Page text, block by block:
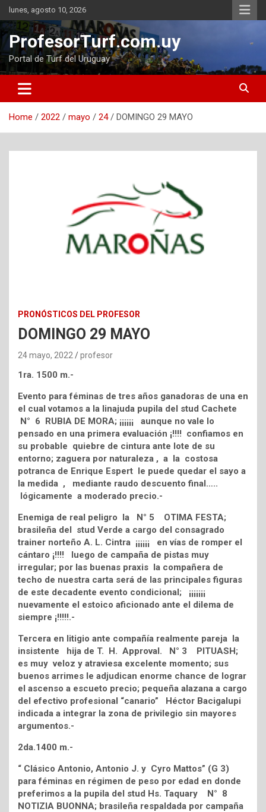
Skip
to
content
lunes, agosto 10, 2026
ProfesorTurf.com.uy
Portal de Turf del Uruguay
Home 2022 mayo 24 DOMINGO 29 MAYO
PRONÓSTICOS DEL PROFESOR
DOMINGO 29 MAYO
24 mayo, 2022 profesor
1ra. 1500 m.-
Evento para féminas de tres años ganadoras de una en
el cual votamos a la linajuda pupila del stud Cachete
N° 6 RUBIA DE MORA; ¡¡¡¡¡¡ aunque no vale lo
pensado en una primera evaluación ¡!!!! confiamos en
su probable quiebre de cintura ante lote de su
entorno; zaguera por naturaleza , a la costosa
potranca de Enrique Espert le puede quedar el sayo a
la medida , mediante raudo descuento final…..
lógicamente a moderado precio.-
Enemiga de real peligro la N° 5 OTIMA FESTA;
brasileña del stud Verde a cargo del consagrado
trainer norteño A. L. Cintra ¡¡¡¡¡¡ en vías de romper el
cántaro ¡!!!! luego de campaña de pistas muy
irregular; por las buenas praxis la compañera de
techo de nuestra carta será de las principales figuras
de este decadente evento condicional; ¡¡¡¡¡¡¡
nuevamente el estoico aficionado ante el dilema de
siempre ¡!!!!!.-
Tercera en litigio ante compañía realmente pareja la
insistente hija de T. H. Approval. N° 3 PITUASH;
es muy veloz y atraviesa excelente momento; sus
buenos arrimes le adjudican enorme chance de lograr
el ascenso a escueto precio; pequeña alazana a cargo
del efectivo profesional “canario” Héctor Bacigalupi
indicada a integrar la zona de privilegio sin mayores
argumentos.-
2da.1400 m.-
“ Clásico Antonio, Antonio J. y Cyro Mattos” (G 3)
para féminas en régimen de peso por edad en donde
preferimos a la pupila del stud Hs. Taquary N° 8
NOTIZIA BUONNA; brasileña respaldada por campaña